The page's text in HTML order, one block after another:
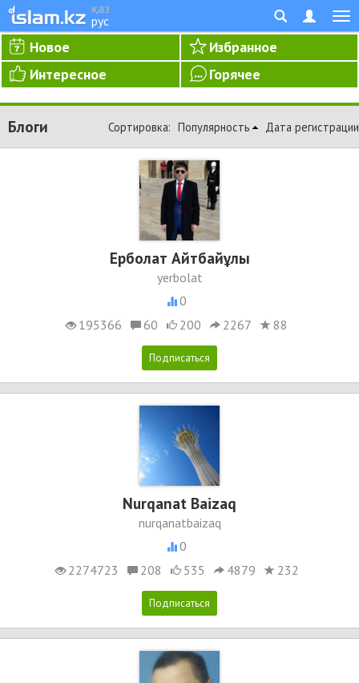
қаз
рус
Новое
Избранное
Интересное
Горячее
Блоги Сортировка: Популярность Дата регистрации
Ерболат Айтбайұлы
yerbolat
0
195366
60 200 2267 88
Nurqanat Baizaq
nurqanatbaizaq
0
2274723
208 535 4879 232